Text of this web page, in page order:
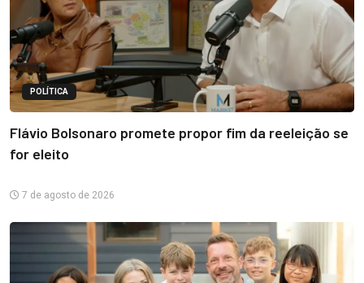
POLÍTICA
Flávio Bolsonaro promete propor fim da reeleição se
for eleito
7 de agosto de 2026